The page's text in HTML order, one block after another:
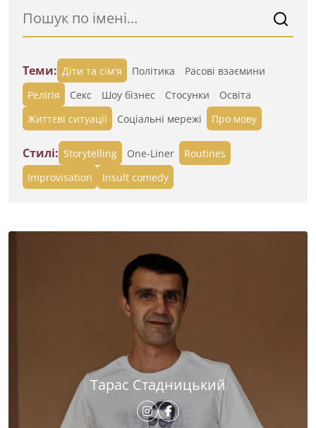
Теми: Діти та сім'я Політика
Расові взаємини
Релігія
Секс Шоу бізнес Стосунки
Освіта
Життєві ситуації
Cоціальні мережі Про мову
Стилі: Storytelling One-Liner
Routines
Improvisation
Insult comedy
Тарас Стадницький